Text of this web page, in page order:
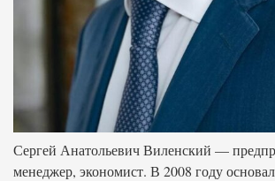
Сергей Анатольевич Виленский —
менеджер, экономист. В 2008 году